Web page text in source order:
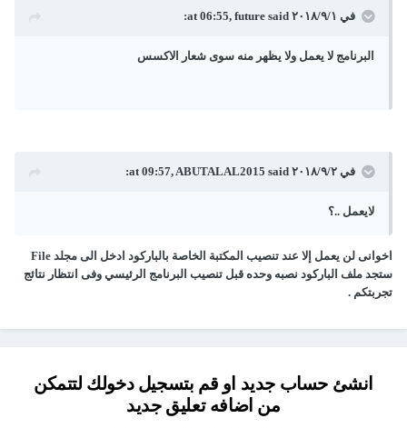
في ١‏/٩‏/٢٠١٨ at 06:55, futuresaid:
البرنامج لا يعمل ولا يظهر منه سوى شعار الاكسس
في ٢‏/٩‏/٢٠١٨ at 09:57, ABUTALAL2015said:
لايعمل ..؟
اخوانى لن يعمل إلا عند تنصيب المكتبة الخاصة بالباركود ادخل الى مجلد File
ستجد ملف الباركود نصبه وحده قبل تنصيب البرنامج الرئيسي وفى انتظار نتائج
تجربتكم .
انشئ حساب جديد او قم بتسجيل دخولك لتتمكن
من اضافه تعليق جديد